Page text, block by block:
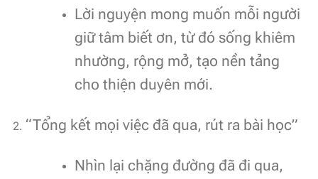
Lời nguyện mong muốn mỗi người
giữ tâm biết ơn, từ đó sống khiêm
nhường, rộng mở, tạo nền tảng
cho thiện duyên mới.
“Tổng kết mọi việc đã qua, rút ra bài học”
Nhìn lại chặng đường đã đi qua,